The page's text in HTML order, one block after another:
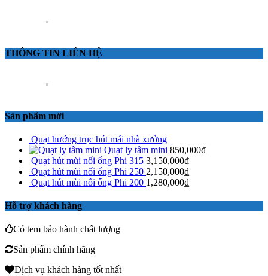
THÔNG TIN LIÊN HỆ
Sản phẩm mới
Quạt hướng trục hút mái nhà xưởng
Quạt ly tâm mini 850,000₫
Quạt hút mùi nối ống Phi 315 3,150,000₫
Quạt hút mùi nối ống Phi 250 2,150,000₫
Quạt hút mùi nối ống Phi 200 1,280,000₫
Hỗ trợ khách hàng
Có tem bảo hành chất lượng
Sản phẩm chính hãng
Dịch vụ khách hàng tốt nhất